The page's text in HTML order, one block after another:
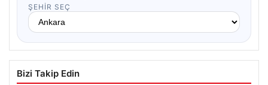
ŞEHIR SEÇ
Bizi Takip Edin